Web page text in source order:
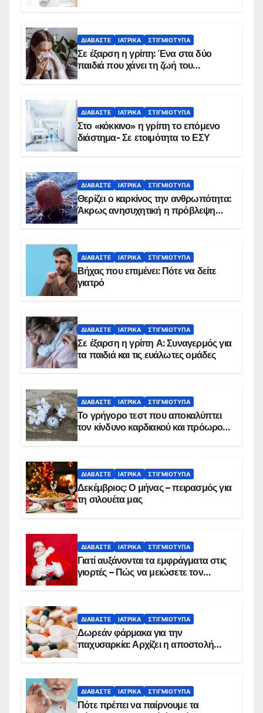
ΔΙΑΒΆΣΤΕ ΙΑΤΡΙΚΆ ΣΤΙΓΜΙΌΤΥΠΑ
Σε έξαρση η γρίπη: Ένα στα δύο
παιδιά που χάνει τη ζωή του
ΔΙΑΒΆΣΤΕ ΙΑΤΡΙΚΆ ΣΤΙΓΜΙΌΤΥΠΑ
Στο «κόκκινο» η γρίπη το επόμενο
διάστημα- Σε ετοιμότητα το ΕΣΥ
ΔΙΑΒΆΣΤΕ ΙΑΤΡΙΚΆ ΣΤΙΓΜΙΌΤΥΠΑ
Θερίζει ο καρκίνος την ανθρωπότητα:
Άκρως ανησυχητική η πρόβλεψη…
ΔΙΑΒΆΣΤΕ ΙΑΤΡΙΚΆ ΣΤΙΓΜΙΌΤΥΠΑ
Βήχας που επιμένει: Πότε να δείτε
γιατρό
ΔΙΑΒΆΣΤΕ ΙΑΤΡΙΚΆ ΣΤΙΓΜΙΌΤΥΠΑ
Σε έξαρση η γρίπη Α: Συναγερμός για
τα παιδιά και τις ευάλωτες ομάδες
ΔΙΑΒΆΣΤΕ ΙΑΤΡΙΚΆ ΣΤΙΓΜΙΌΤΥΠΑ
Το γρήγορο τεστ που αποκαλύπτει
τον κίνδυνο καρδιακού και πρόωρου
ΔΙΑΒΆΣΤΕ ΙΑΤΡΙΚΆ ΣΤΙΓΜΙΌΤΥΠΑ
Δεκέμβριος: Ο μήνας – πειρασμός για
τη σιλουέτα μας
ΔΙΑΒΆΣΤΕ ΙΑΤΡΙΚΆ ΣΤΙΓΜΙΌΤΥΠΑ
Γιατί αυξάνονται τα εμφράγματα στις
γιορτές – Πώς να μειώσετε τον
ΔΙΑΒΆΣΤΕ ΙΑΤΡΙΚΆ ΣΤΙΓΜΙΌΤΥΠΑ
Δωρεάν φάρμακα για την
παχυσαρκία: Αρχίζει η αποστολή
ΔΙΑΒΆΣΤΕ ΙΑΤΡΙΚΆ ΣΤΙΓΜΙΌΤΥΠΑ
Πότε πρέπει να παίρνουμε τα